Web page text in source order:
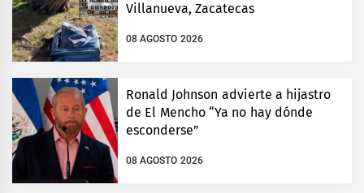
Villanueva, Zacatecas
08 AGOSTO 2026
Ronald Johnson advierte a hijastro
de El Mencho “Ya no hay dónde
esconderse”
08 AGOSTO 2026